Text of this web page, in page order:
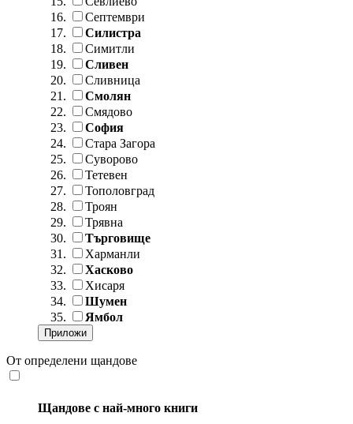
Септември
Силистра
Симитли
Сливен
Сливница
Смолян
Смядово
София
Стара Загора
Суворово
Тетевен
Тополовград
Троян
Трявна
Търговище
Харманли
Хасково
Хисаря
Шумен
Ямбол
От определени щандове
Щандове с най-много книги